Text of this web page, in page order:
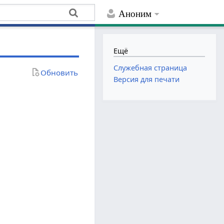
Аноним
Обновить
Ещё
Служебная страница
Версия для печати